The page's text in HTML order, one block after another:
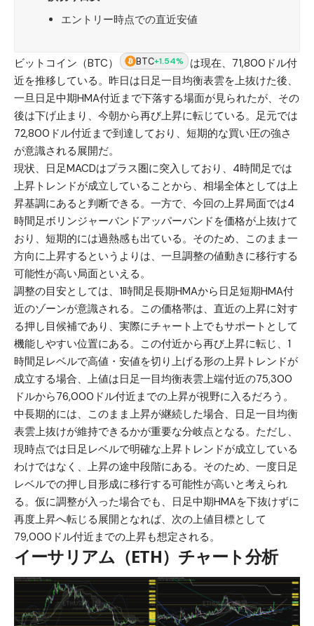
エントリー時点での直近安値
ビットコイン（BTC） BTC+1.54%
は現在、71,800ドル付
近を推移している。昨日は日足一目均衡表雲を上抜けた後、
一旦日足中期HMA付近まで下落する場面が見られたが、その
後は下げ止まり、今朝から再び上昇に転じている。足元では
72,800ドル付近まで到達しており、短期的な買い圧の強さ
が意識される展開だ。
現状、日足MACDはプラス圏に突入しており、4時間足では
上昇トレンドが成立していることから、相場全体としては上
昇基調にあると判断できる。一方で、今回の上昇局面では4
時間足ボリンジャーバンドアッパーバンドを価格が上抜けて
おり、短期的には過熱感も出ている。そのため、このまま一
方向に上昇するというよりは、一旦調整の値動きに移行する
可能性が高い局面といえる。
調整の目安としては、1時間足長期HMAから日足短期HMA付
近のゾーンが意識される。この価格帯は、直近の上昇に対す
る押し目候補であり、実際にチャート上でもサポートとして
機能しやすい位置にある。この付近から再び上昇に転じ、1
時間足レベルで高値・安値を切り上げる形の上昇トレンドが
成立する場合、上値は日足一目均衡表雲上端付近の75,300
ドルから76,000ドル付近までの上昇が視野に入るだろう。
中長期的には、このまま上昇が継続した場合、日足一目均衡
表雲上抜けが維持できるかが重要な分岐点となる。ただし、
現時点では日足レベルで明確な上昇トレンドが成立している
わけではなく、上昇の途中段階にある。そのため、一度日足
レベルでの押し目形成に移行する可能性が高いと考えられ
る。仮に調整が入った場合でも、日足中期HMAを下抜けずに
再度上昇へ転じる展開となれば、次の上値目標として
79,000ドル付近までの上昇も想定される。
イーサリアム（ETH）チャート分析